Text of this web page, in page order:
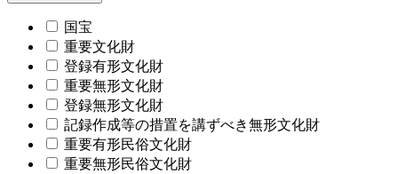
国宝
重要文化財
登録有形文化財
重要無形文化財
登録無形文化財
記録作成等の措置を講ずべき無形文化財
重要有形民俗文化財
重要無形民俗文化財